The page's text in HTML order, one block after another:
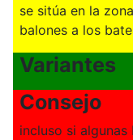
se sitúa en la
balones a los
Variantes
Consejo
incluso si